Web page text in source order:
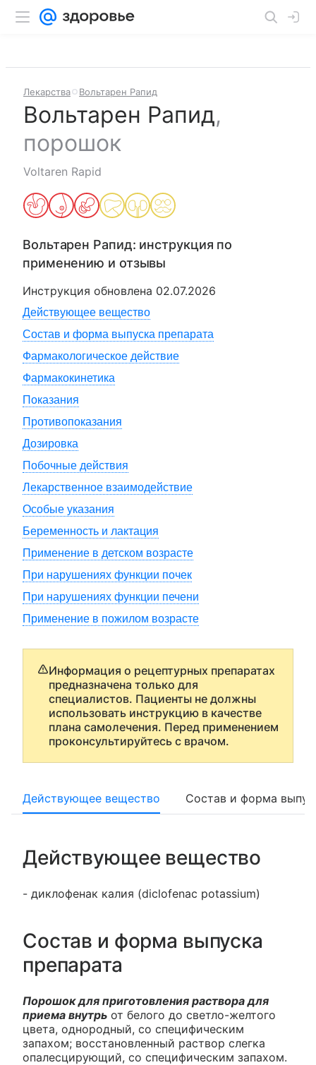
Лекарства Вольтарен Рапид
Вольтарен Рапид,
порошок
Voltaren Rapid
Вольтарен Рапид: инструкция по
применению и отзывы
Инструкция обновлена 02.07.2026
Действующее вещество
Состав и форма выпуска препарата
Фармакологическое действие
Фармакокинетика
Показания
Противопоказания
Дозировка
Побочные действия
Лекарственное взаимодействие
Особые указания
Беременность и лактация
Применение в детском возрасте
При нарушениях функции почек
При нарушениях функции печени
Применение в пожилом возрасте
Информация о рецептурных препаратах
предназначена только для
специалистов. Пациенты не должны
использовать инструкцию в качестве
плана самолечения. Перед применением
проконсультируйтесь с врачом.
Действующее вещество Состав и форма
Действующее вещество
- диклофенак калия (diclofenac potassium)
Состав и форма выпуска
препарата
Порошок для приготовления раствора для
приема внутрь от белого до светло-желтого
цвета, однородный, со специфическим
запахом; восстановленный раствор слегка
опалесцирующий, со специфическим запахом.